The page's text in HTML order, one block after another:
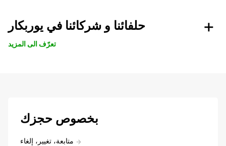
حلفائنا و شركائنا في يوربكار
تعرّف الى المزيد
بخصوص حجزك
متابعة، تغيير، إلغاء